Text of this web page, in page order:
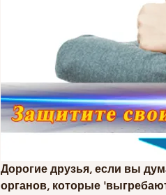
Дорогие друзья, если вы
органов, которые